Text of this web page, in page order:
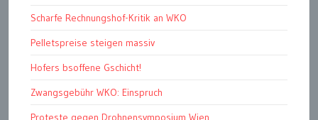
Scharfe Rechnungshof-Kritik an WKO
Pelletspreise steigen massiv
Hofers bsoffene Gschicht!
Zwangsgebühr WKO: Einspruch
Proteste gegen Drohnensymposium Wien